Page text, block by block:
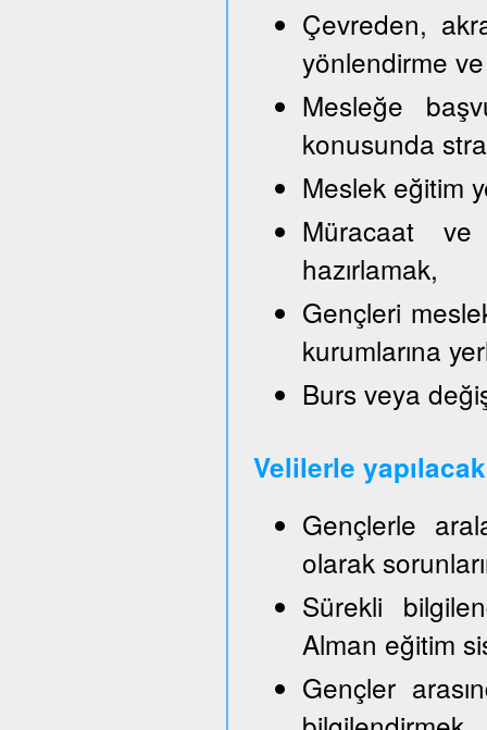
Çevreden,
yönlendirme
Mesleğe
konusunda
Meslek eğitim
Müracaat ve
hazırlamak,
Gençleri
kurumlarına
Burs veya
Velilerle
Gençlerle
olarak
Sürekli
Alman eğitim
Gençler